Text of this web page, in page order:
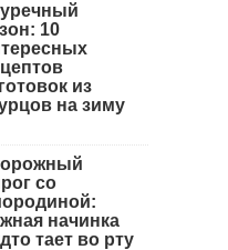
10
из
на зиму
со
начинка
тает во рту